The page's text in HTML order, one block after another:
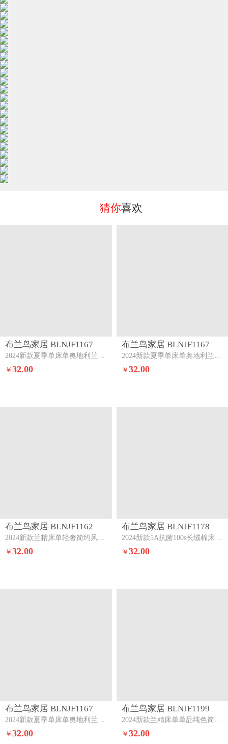
喜欢
布兰鸟家居 BLNJF1167
32.00
布兰鸟家居 BLNJF1167
32.00
布兰鸟家居 BLNJF1162
32.00
布兰鸟家居 BLNJF1178
32.00
布兰鸟家居 BLNJF1167
32.00
布兰鸟家居 BLNJF1199
32.00